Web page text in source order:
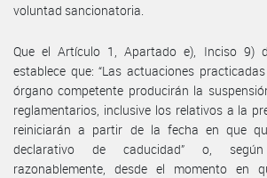
voluntad sancionatoria.
Que el Artículo 1, Apartado e), Inciso 9)
establece que: “Las actuaciones
órgano competente producirán la
reglamentarios, inclusive los relativos a la
reiniciarán a partir de la fecha en que
declarativo de caducidad” o,
razonablemente, desde el momento en